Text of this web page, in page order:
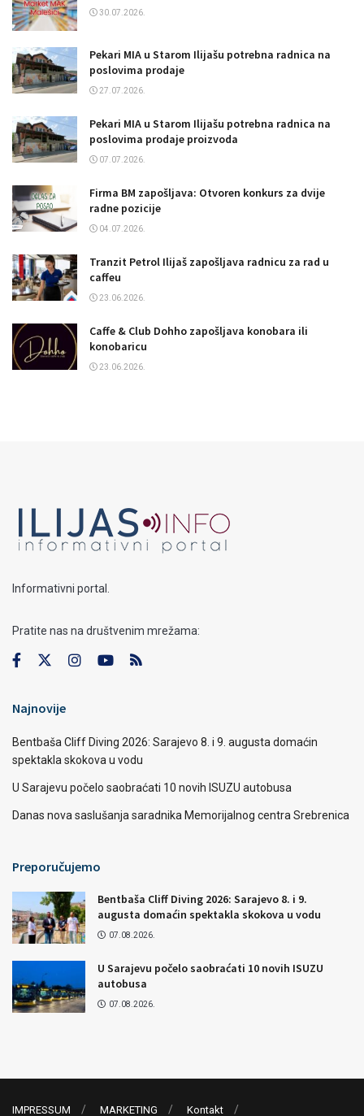
30.07.2026.
Pekari MIA u Starom Ilijašu potrebna radnica na
poslovima prodaje
27.07.2026.
Pekari MIA u Starom Ilijašu potrebna radnica na
poslovima prodaje proizvoda
07.07.2026.
Firma BM zapošljava: Otvoren konkurs za dvije
radne pozicije
04.07.2026.
Tranzit Petrol Ilijaš zapošljava radnicu za rad u
caffeu
23.06.2026.
Caffe & Club Dohho zapošljava konobara ili
konobaricu
23.06.2026.
Informativni portal.
Pratite nas na društvenim mrežama:
Najnovije
Bentbaša Cliff Diving 2026: Sarajevo 8. i 9. augusta domaćin
spektakla skokova u vodu
U Sarajevu počelo saobraćati 10 novih ISUZU autobusa
Danas nova saslušanja saradnika Memorijalnog centra Srebrenica
Preporučujemo
Bentbaša Cliff Diving 2026: Sarajevo 8. i 9.
augusta domaćin spektakla skokova u vodu
07.08.2026.
U Sarajevu počelo saobraćati 10 novih ISUZU
autobusa
07.08.2026.
IMPRESSUM MARKETING Kontakt